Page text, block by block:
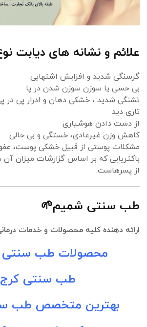
علائم و نشانه های دیابت نوع 1 در
گرسنگی شدید و افزایش اشتهایی
بی حسی یا سوزن سوزن شدن در پا
تشنگی شدید ، خشکی دهان و ادرار پی در
تاری دید
از دست دادن هوشیاری
کاهش وزن غیرعادی، خستگی و بی حالی
مشکلات پوستی از قبیل خشکی پوست،
باکتریایی که بر اساس گزارشات میزان آن
از پسرهاست.
طب سنتی شمیم🌱
ارائه دهنده کلیه محصولات و خدمات
محصولات طب
طب سنتی کرج
بهترین متخصص طب